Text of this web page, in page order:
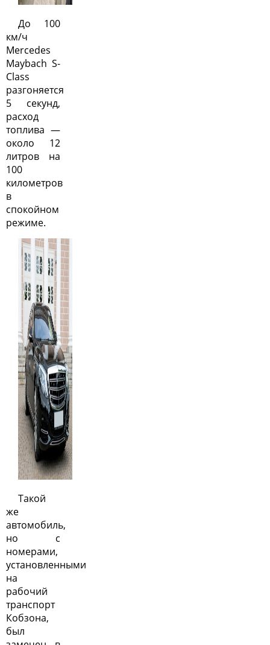
До 100
км/ч
Mercedes
Maybach S-
Class
разгоняется
5 секунд,
расход
топлива —
около 12
литров на
100
километров
в
спокойном
режиме.
Такой
же
автомобиль,
но с
номерами,
установленными
на
рабочий
транспорт
Кобзона,
был